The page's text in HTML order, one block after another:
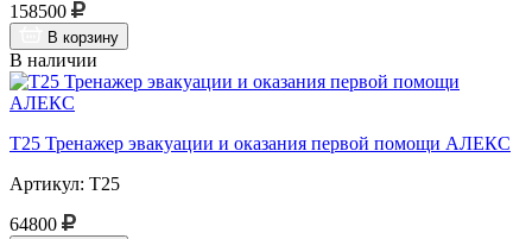
158500
В корзину
В наличии
Т25 Тренажер эвакуации и оказания первой помощи АЛЕКС
Артикул: Т25
64800